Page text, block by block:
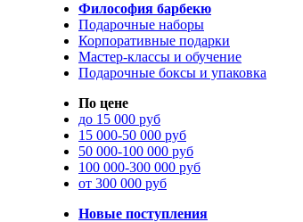
Философия барбекю
Подарочные наборы
Корпоративные подарки
Мастер-классы и обучение
Подарочные боксы и упаковка
По цене
до 15 000 руб
15 000-50 000 руб
50 000-100 000 руб
100 000-300 000 руб
от 300 000 руб
Новые поступления